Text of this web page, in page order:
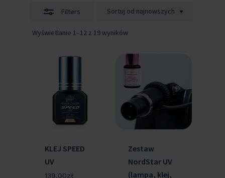
Filters
Wyświetlanie 1–12 z 19 wynikówPosortowane
Sortuj od najnowszych
KLEJ SPEED
UV
139.00zł
Zestaw
NordStar UV
(lampa, klej,